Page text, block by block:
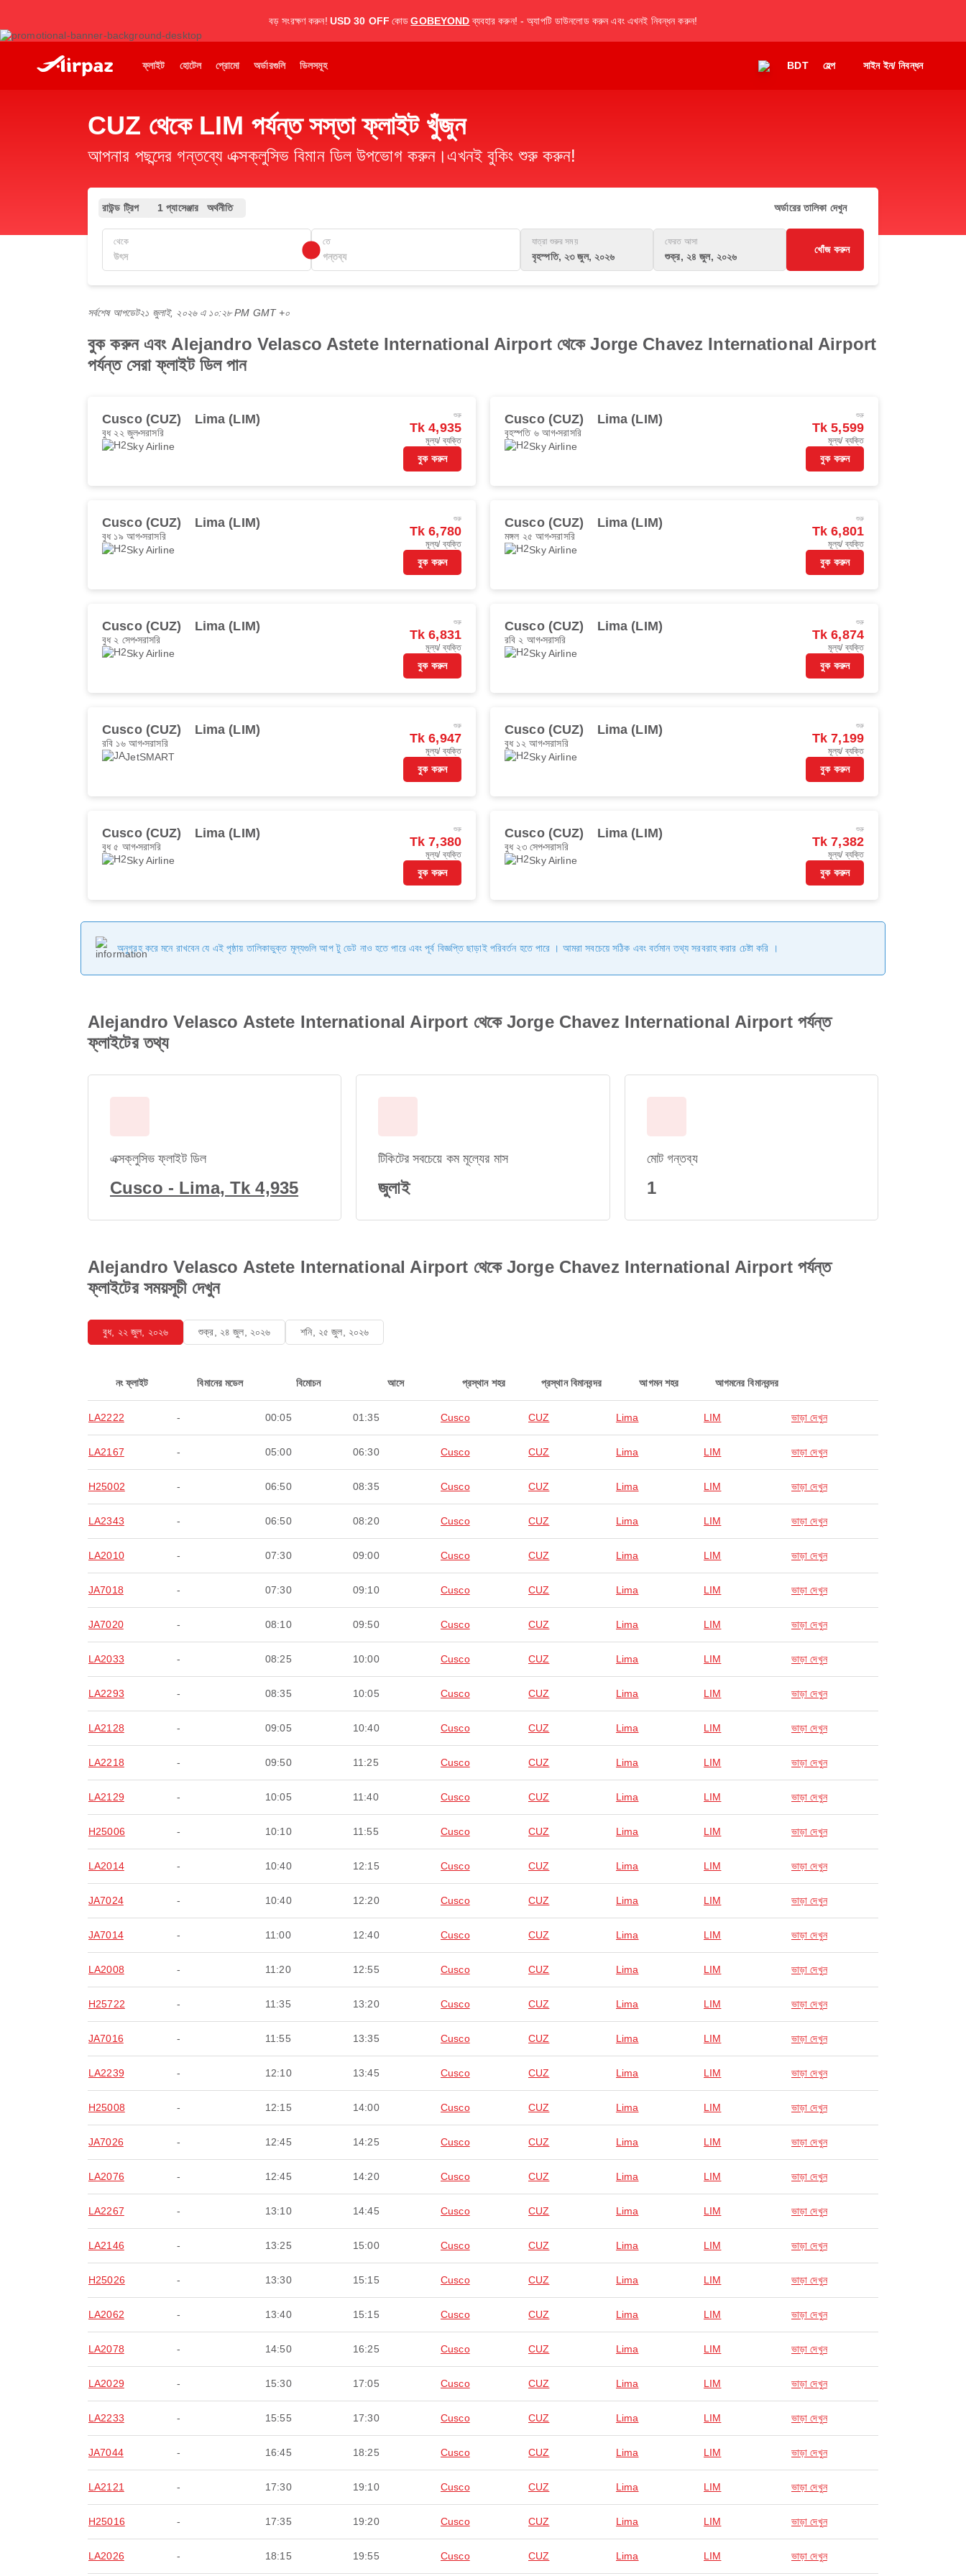
বড় সংরক্ষণ করুন! USD 30 OFF কোড GOBEYOND ব্যবহার করুন! - অ্যাপটি ডাউনলোড করুন এবং এখনই নিবন্ধন করুন!
ফ্লাইট হোটেল প্রোমো অর্ডারগুলি ডিলসমূহ BDT হেল্প সাইন ইন/ নিবন্ধন
CUZ থেকে LIM পর্যন্ত সস্তা ফ্লাইট খুঁজুন
আপনার পছন্দের গন্তব্যে এক্সক্লুসিভ বিমান ডিল উপভোগ করুন।এখনই বুকিং শুরু করুন!
রাউন্ড ট্রিপ 1 প্যাসেঞ্জার অর্থনীতি অর্ডারের তালিকা দেখুন
থেকে তে যাত্রা শুরুর সময়
বৃহস্পতি, ২৩ জুল, ২০২৬
ফেরত আসা
শুক্র, ২৪ জুল, ২০২৬
খোঁজ করুন
সর্বশেষ আপডেট২১ জুলাই, ২০২৬ এ ১০:২৮ PM GMT +০
বুক করুন এবং Alejandro Velasco Astete International Airport থেকে Jorge Chavez International Airport
পর্যন্ত সেরা ফ্লাইট ডিল পান
Cusco (CUZ) Lima (LIM)
বুধ ২২ জুলসরাসরি
Sky Airline
শুরু
Tk 4,935
মূল্য/ ব্যক্তি
বুক করুন
Cusco (CUZ) Lima (LIM)
বৃহস্পতি ৬ আগসরাসরি
Sky Airline
শুরু
Tk 5,599
মূল্য/ ব্যক্তি
বুক করুন
Cusco (CUZ) Lima (LIM)
বুধ ১৯ আগসরাসরি
Sky Airline
শুরু
Tk 6,780
মূল্য/ ব্যক্তি
বুক করুন
Cusco (CUZ) Lima (LIM)
মঙ্গল ২৫ আগসরাসরি
Sky Airline
শুরু
Tk 6,801
মূল্য/ ব্যক্তি
বুক করুন
Cusco (CUZ) Lima (LIM)
বুধ ২ সেপসরাসরি
Sky Airline
শুরু
Tk 6,831
মূল্য/ ব্যক্তি
বুক করুন
Cusco (CUZ) Lima (LIM)
রবি ২ আগসরাসরি
Sky Airline
শুরু
Tk 6,874
মূল্য/ ব্যক্তি
বুক করুন
Cusco (CUZ) Lima (LIM)
রবি ১৬ আগসরাসরি
JetSMART
শুরু
Tk 6,947
মূল্য/ ব্যক্তি
বুক করুন
Cusco (CUZ) Lima (LIM)
বুধ ১২ আগসরাসরি
Sky Airline
শুরু
Tk 7,199
মূল্য/ ব্যক্তি
বুক করুন
Cusco (CUZ) Lima (LIM)
বুধ ৫ আগসরাসরি
Sky Airline
শুরু
Tk 7,380
মূল্য/ ব্যক্তি
বুক করুন
Cusco (CUZ) Lima (LIM)
বুধ ২৩ সেপসরাসরি
Sky Airline
শুরু
Tk 7,382
মূল্য/ ব্যক্তি
বুক করুন
অনুগ্রহ করে মনে রাখবেন যে এই পৃষ্ঠায় তালিকাভুক্ত মূল্যগুলি আপ টু ডেট নাও হতে পারে এবং পূর্ব বিজ্ঞপ্তি ছাড়াই পরিবর্তন হতে পারে । আমরা সবচেয়ে সঠিক এবং বর্তমান তথ্য সরবরাহ করার চেষ্টা করি ।
Alejandro Velasco Astete International Airport থেকে Jorge Chavez International Airport পর্যন্ত
ফ্লাইটের তথ্য
এক্সক্লুসিভ ফ্লাইট ডিল
Cusco - Lima, Tk 4,935
টিকিটের সবচেয়ে কম মূল্যের মাস
জুলাই
মোট গন্তব্য
1
Alejandro Velasco Astete International Airport থেকে Jorge Chavez International Airport পর্যন্ত
ফ্লাইটের সময়সূচী দেখুন
বুধ, ২২ জুল, ২০২৬ শুক্র, ২৪ জুল, ২০২৬ শনি, ২৫ জুল, ২০২৬
নং ফ্লাইট বিমানের মডেল বিমোচন আসে প্রস্থান শহর প্রস্থান বিমানবন্দর আগমন শহর আগমনের বিমানবন্দর
LA2222 - 00:05 01:35 Cusco CUZ Lima LIM ভাড়া দেখুন
LA2167 - 05:00 06:30 Cusco CUZ Lima LIM ভাড়া দেখুন
H25002 - 06:50 08:35 Cusco CUZ Lima LIM ভাড়া দেখুন
LA2343 - 06:50 08:20 Cusco CUZ Lima LIM ভাড়া দেখুন
LA2010 - 07:30 09:00 Cusco CUZ Lima LIM ভাড়া দেখুন
JA7018 - 07:30 09:10 Cusco CUZ Lima LIM ভাড়া দেখুন
JA7020 - 08:10 09:50 Cusco CUZ Lima LIM ভাড়া দেখুন
LA2033 - 08:25 10:00 Cusco CUZ Lima LIM ভাড়া দেখুন
LA2293 - 08:35 10:05 Cusco CUZ Lima LIM ভাড়া দেখুন
LA2128 - 09:05 10:40 Cusco CUZ Lima LIM ভাড়া দেখুন
LA2218 - 09:50 11:25 Cusco CUZ Lima LIM ভাড়া দেখুন
LA2129 - 10:05 11:40 Cusco CUZ Lima LIM ভাড়া দেখুন
H25006 - 10:10 11:55 Cusco CUZ Lima LIM ভাড়া দেখুন
LA2014 - 10:40 12:15 Cusco CUZ Lima LIM ভাড়া দেখুন
JA7024 - 10:40 12:20 Cusco CUZ Lima LIM ভাড়া দেখুন
JA7014 - 11:00 12:40 Cusco CUZ Lima LIM ভাড়া দেখুন
LA2008 - 11:20 12:55 Cusco CUZ Lima LIM ভাড়া দেখুন
H25722 - 11:35 13:20 Cusco CUZ Lima LIM ভাড়া দেখুন
JA7016 - 11:55 13:35 Cusco CUZ Lima LIM ভাড়া দেখুন
LA2239 - 12:10 13:45 Cusco CUZ Lima LIM ভাড়া দেখুন
H25008 - 12:15 14:00 Cusco CUZ Lima LIM ভাড়া দেখুন
JA7026 - 12:45 14:25 Cusco CUZ Lima LIM ভাড়া দেখুন
LA2076 - 12:45 14:20 Cusco CUZ Lima LIM ভাড়া দেখুন
LA2267 - 13:10 14:45 Cusco CUZ Lima LIM ভাড়া দেখুন
LA2146 - 13:25 15:00 Cusco CUZ Lima LIM ভাড়া দেখুন
H25026 - 13:30 15:15 Cusco CUZ Lima LIM ভাড়া দেখুন
LA2062 - 13:40 15:15 Cusco CUZ Lima LIM ভাড়া দেখুন
LA2078 - 14:50 16:25 Cusco CUZ Lima LIM ভাড়া দেখুন
LA2029 - 15:30 17:05 Cusco CUZ Lima LIM ভাড়া দেখুন
LA2233 - 15:55 17:30 Cusco CUZ Lima LIM ভাড়া দেখুন
JA7044 - 16:45 18:25 Cusco CUZ Lima LIM ভাড়া দেখুন
LA2121 - 17:30 19:10 Cusco CUZ Lima LIM ভাড়া দেখুন
H25016 - 17:35 19:20 Cusco CUZ Lima LIM ভাড়া দেখুন
LA2026 - 18:15 19:55 Cusco CUZ Lima LIM ভাড়া দেখুন